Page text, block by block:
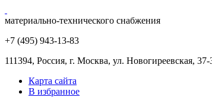
материально-технического снабжения
+7 (495) 943-13-83
111394, Россия, г. Москва, ул. Новогиреевская, 37-
Карта сайта
В избранное